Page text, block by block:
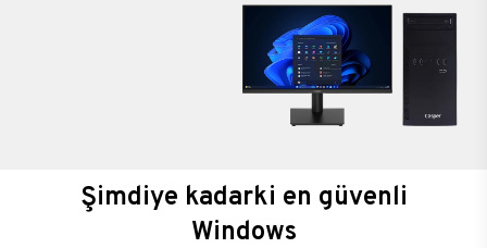
Şimdiye kadarki en güvenli
Windows